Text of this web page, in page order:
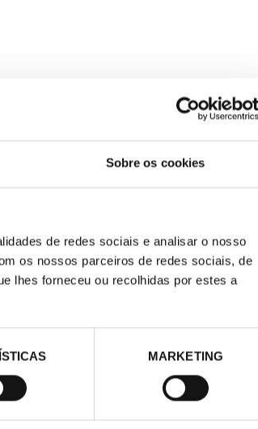
Sobre os cookies
de redes sociais e analisar o nosso
os nossos parceiros de redes sociais, de
lhes forneceu ou recolhidas por estes a
MARKETING